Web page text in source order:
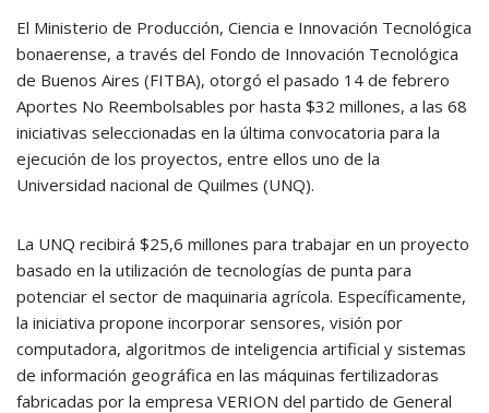
El Ministerio de Producción, Ciencia e Innovación Tecnológica
bonaerense, a través del Fondo de Innovación Tecnológica
de Buenos Aires (FITBA), otorgó el pasado 14 de febrero
Aportes No Reembolsables por hasta $32 millones, a las 68
iniciativas seleccionadas en la última convocatoria para la
ejecución de los proyectos, entre ellos uno de la
Universidad nacional de Quilmes (UNQ).
La UNQ recibirá $25,6 millones para trabajar en un proyecto
basado en la utilización de tecnologías de punta para
potenciar el sector de maquinaria agrícola. Específicamente,
la iniciativa propone incorporar sensores, visión por
computadora, algoritmos de inteligencia artificial y sistemas
de información geográfica en las máquinas fertilizadoras
fabricadas por la empresa VERION del partido de General